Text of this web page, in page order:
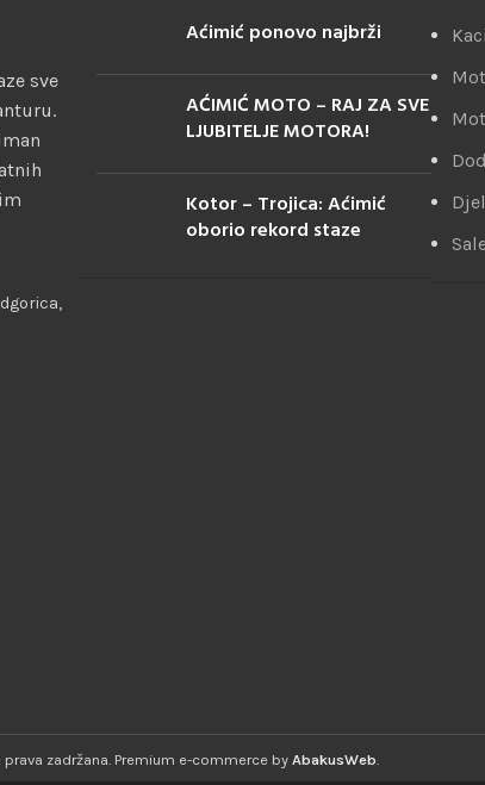
sve
Aćimić ponovo najbrži
AĆIMIĆ MOTO – RAJ ZA SVE
LJUBITELJE MOTORA!
Kotor – Trojica: Aćimić
oborio rekord staze
prava zadržana. Premium e-commerce by AbakusWeb.